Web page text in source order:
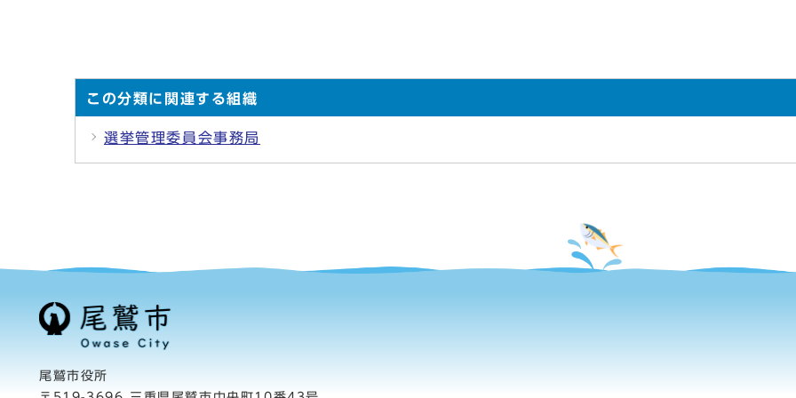
この分類に関連する組織
選挙管理委員会事務局
尾鷲市役所